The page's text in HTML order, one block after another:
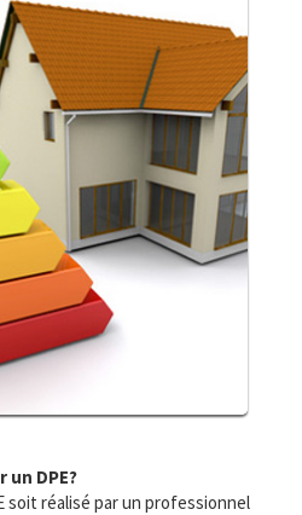
DPE?
soit réalisé par un professionnel